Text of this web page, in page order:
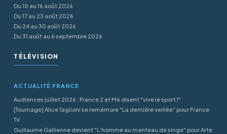
Du 10 au 16 août 2026
Du 17 au 23 août 2026
Du 24 au 30 août 2026
Du 31 août au 6 septembre 2026
TÉLÉVISION
ACTUALITÉ FRANCE
Audiences juillet 2026 : France 2 et M6 disent "vive le sport !"
[Tournage] Alice Taglioni se remémore "La dernière veillée" pour France
TV
Guillaume Gallienne devient "L’homme au manteau de singe" pour Arte